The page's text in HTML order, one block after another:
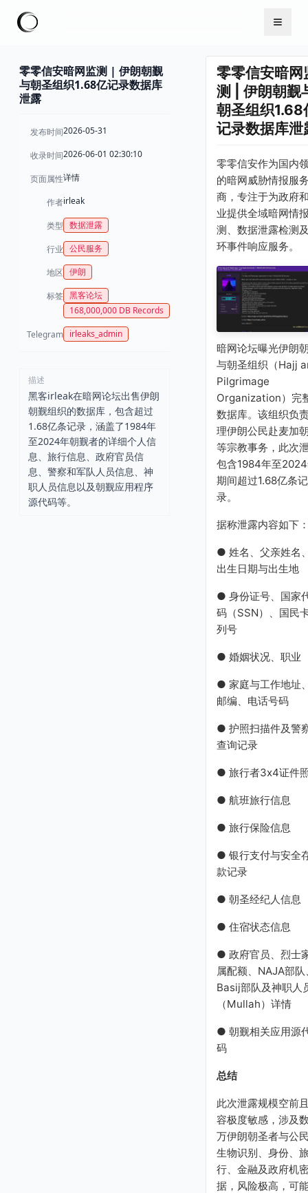
零零信安暗网监测 | 伊朗朝觐
与朝圣组织1.68亿记录数据库
泄露
发布时间2026-05-31
收录时间2026-06-01 02:30:10
页面属性详情
作者irleak
类型 数据泄露
行业 公民服务
地区 伊朗
标签 黑客论坛
168,000,000 DB Records
Telegram irleaks_admin
描述
黑客irleak在暗网论坛出售伊朗
朝觐组织的数据库，包含超过
1.68亿条记录，涵盖了1984年
至2024年朝觐者的详细个人信
息、旅行信息、政府官员信
息、警察和军队人员信息、神
职人员信息以及朝觐应用程序
源代码等。
零零信安暗网
测 | 伊朗朝觐
朝圣组织1.68
记录数据库泄
零零信安作为国内
的暗网威胁情报服
商，专注于为政府
业提供全域暗网情
测、数据泄露检测
环事件响应服务。
暗网论坛曝光伊朗
与朝圣组织（Hajj
Pilgrimage
Organization）完
数据库。该组织负
理伊朗公民赴麦加
等宗教事务，此次
包含1984年至
期间超过1.68亿条记
录。
据称泄露内容如下
● 姓名、父亲姓名
出生日期与出生地
● 身份证号、国家
码（SSN）、国民
列号
● 婚姻状况、职业
● 家庭与工作地址
邮编、电话号码
● 护照扫描件及警
查询记录
● 旅行者3x4证件
● 航班旅行信息
● 旅行保险信息
● 银行支付与安全
款记录
● 朝圣经纪人信息
● 住宿状态信息
● 政府官员、烈士
属配额、NAJA部队
Basij部队及神职人
（Mullah）详情
● 朝觐相关应用源
码
总结
此次泄露规模空前
容极度敏感，涉及
万伊朗朝圣者与公
生物识别、身份、
行、金融及政府机
据，风险极高，可